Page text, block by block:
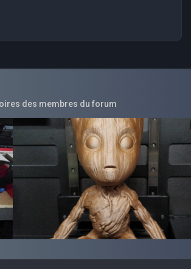
des membres du forum